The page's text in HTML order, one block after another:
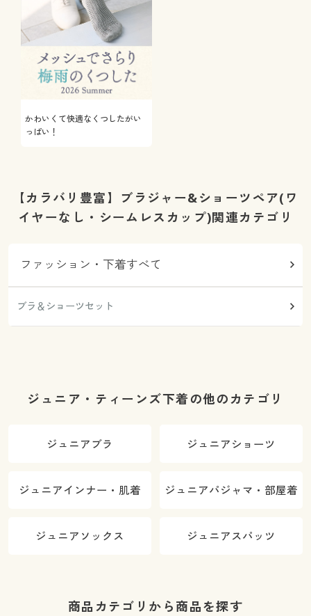
かわいくて快適なくつしたがい
っぱい！
【カラバリ豊富】ブラジャー&ショーツペア(ワ
イヤーなし・シームレスカップ)関連カテゴリ
ファッション・下着すべて
ブラ＆ショーツセット
ジュニア・ティーンズ下着の他のカテゴリ
ジュニアブラ ジュニアショーツ
ジュニアインナー・肌着 ジュニアパジャマ・部屋着
ジュニアソックス ジュニアスパッツ
商品カテゴリから商品を探す